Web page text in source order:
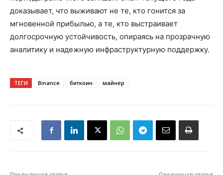
доказывает, что выживают не те, кто гонится за
мгновенной прибылью, а те, кто выстраивает
долгосрочную устойчивость, опираясь на прозрачную
аналитику и надежную инфраструктурную поддержку.
ТЕГИ Binance биткоин майнер